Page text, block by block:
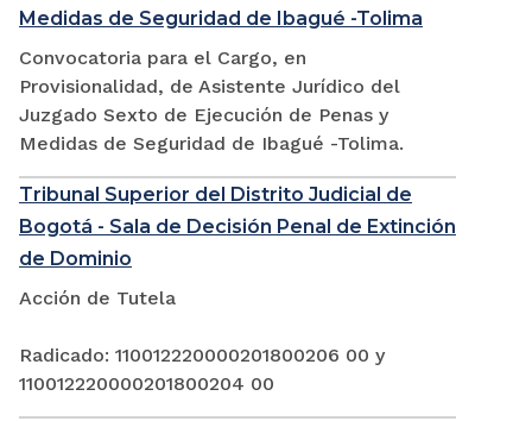
Medidas de Seguridad de Ibagué -Tolima
Convocatoria para el Cargo, en
Provisionalidad, de Asistente Jurídico del
Juzgado Sexto de Ejecución de Penas y
Medidas de Seguridad de Ibagué -Tolima.
Tribunal Superior del Distrito Judicial de
Bogotá - Sala de Decisión Penal de Extinción
de Dominio
Acción de Tutela
Radicado: 110012220000201800206 00 y
110012220000201800204 00